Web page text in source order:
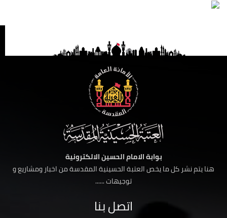
بوابة الامام الحسين الالكترونية
هنا يتم نشر كل ما يخص العتبة الحسينية المقدسة من اخبار ومشاريع و
توجيهات ......
اتصل بنا